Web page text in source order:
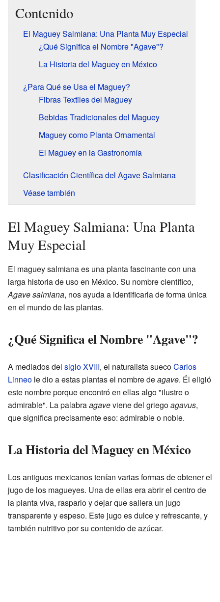
Contenido
El Maguey Salmiana: Una Planta Muy Especial
¿Qué Significa el Nombre "Agave"?
La Historia del Maguey en México
¿Para Qué se Usa el Maguey?
Fibras Textiles del Maguey
Bebidas Tradicionales del Maguey
Maguey como Planta Ornamental
El Maguey en la Gastronomía
Clasificación Científica del Agave Salmiana
Véase también
El Maguey Salmiana: Una Planta
Muy Especial
El maguey salmiana es una planta fascinante con una
larga historia de uso en México. Su nombre científico,
Agave salmiana, nos ayuda a identificarla de forma única
en el mundo de las plantas.
¿Qué Significa el Nombre "Agave"?
A mediados del siglo XVIII, el naturalista suecoCarlos
Linneo le dio a estas plantas el nombre deagave. Él eligió
este nombre porque encontró en ellas algo "ilustre o
admirable". La palabraagaveviene del griegoagavus,
que significa precisamente eso: admirable o noble.
La Historia del Maguey en México
Los antiguos mexicanos tenían varias formas de obtener el
jugo de los magueyes. Una de ellas era abrir el centro de
la planta viva, rasparlo y dejar que saliera un jugo
transparente y espeso. Este jugo es dulce y refrescante, y
también nutritivo por su contenido de azúcar.